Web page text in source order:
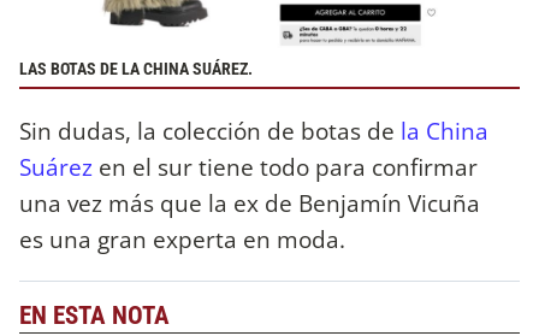
LAS BOTAS DE LA CHINA SUÁREZ.
Sin dudas, la colección de botas de la China
Suárez en el sur tiene todo para confirmar
una vez más que la ex de Benjamín Vicuña
es una gran experta en moda.
EN ESTA NOTA